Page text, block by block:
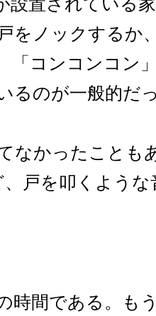
をノックするか
「コンコンコン
るのが一般的だ
なかったことも
戸を叩くよう
時間である。も